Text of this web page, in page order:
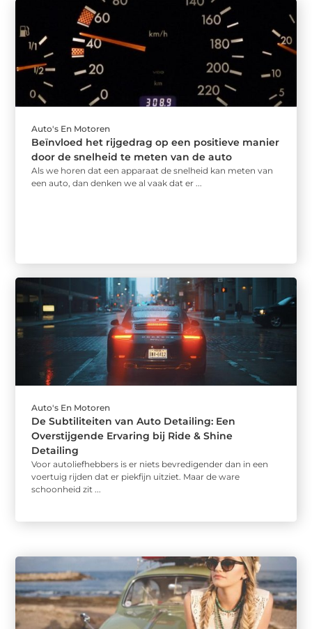
Auto's En Motoren
Beïnvloed het rijgedrag op een positieve manier
door de snelheid te meten van de auto
Als we horen dat een apparaat de snelheid kan meten van
een auto, dan denken we al vaak dat er ...
Auto's En Motoren
De Subtiliteiten van Auto Detailing: Een
Overstijgende Ervaring bij Ride & Shine
Detailing
Voor autoliefhebbers is er niets bevredigender dan in een
voertuig rijden dat er piekfijn uitziet. Maar de ware
schoonheid zit ...